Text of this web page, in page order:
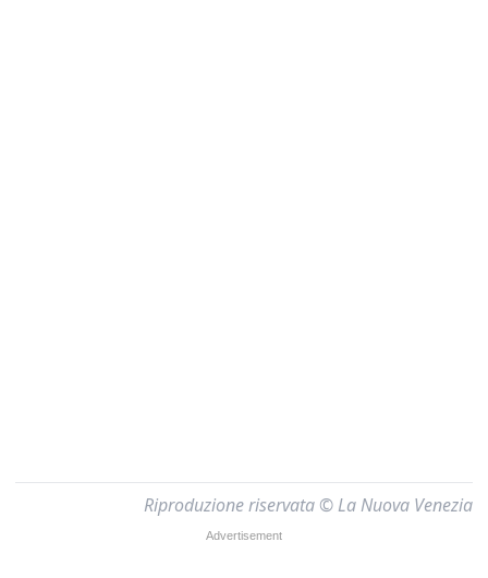
Riproduzione riservata © La Nuova Venezia